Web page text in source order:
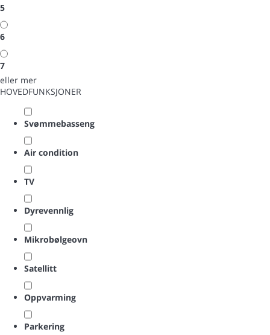
5
6
7
eller mer
HOVEDFUNKSJONER
Svømmebasseng
Air condition
TV
Dyrevennlig
Mikrobølgeovn
Satellitt
Oppvarming
Parkering